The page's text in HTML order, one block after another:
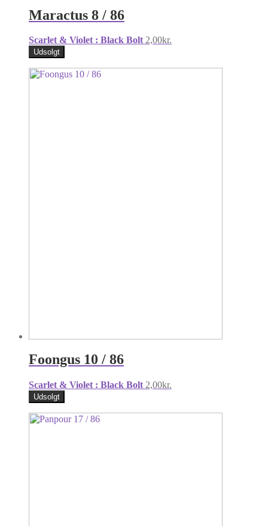
Maractus 8 / 86
Scarlet & Violet : Black Bolt 2,00kr.
Udsolgt
Foongus 10 / 86
Scarlet & Violet : Black Bolt 2,00kr.
Udsolgt